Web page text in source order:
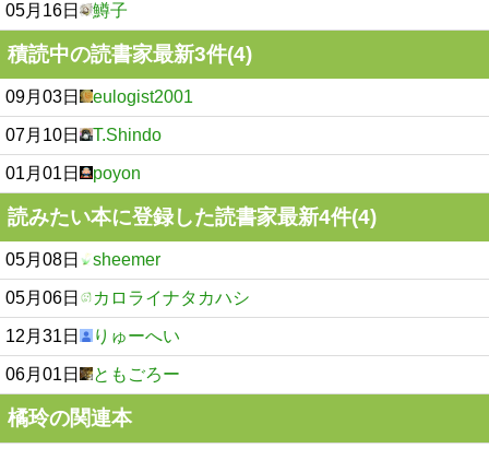
05月16日 鱒子
積読中の読書家最新3件(4)
09月03日 eulogist2001
07月10日 T.Shindo
01月01日 poyon
読みたい本に登録した読書家最新4件(4)
05月08日 sheemer
05月06日 カロライナタカハシ
12月31日 りゅーへい
06月01日 ともごろー
橘玲の関連本